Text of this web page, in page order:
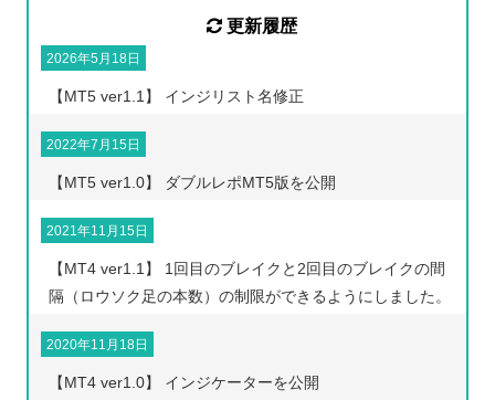
更新履歴
2026年5月18日
【MT5 ver1.1】 インジリスト名修正
2022年7月15日
【MT5 ver1.0】 ダブルレポMT5版を公開
2021年11月15日
【MT4 ver1.1】 1回目のブレイクと2回目のブレイクの間
隔（ロウソク足の本数）の制限ができるようにしました。
2020年11月18日
【MT4 ver1.0】 インジケーターを公開